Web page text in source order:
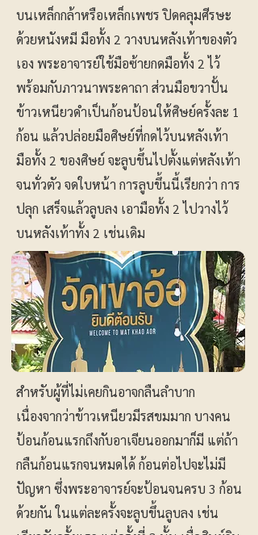
บนเหล็กกล้าหรือเหล็กเพชร ปิดคลุมศีรษะ
ด้วยหนังหมี มือทั้ง 2 วางบนหลังเท้าของตัว
เอง พระอาจารย์ใช้มือซ้ายกดมือทั้ง 2 ไว้
พร้อมกับภาวนาพระคาถา ส่วนมือขวาปั้น
ข้าวเหนียวดำเป็นก้อนป้อนให้ศิษย์ครั้งละ 1
ก้อน แล้วปล่อยมือศิษย์ที่กดไว้บนหลังเท้า
มือทั้ง 2 ของศิษย์ จะลูบขึ้นไปตั้งแต่หลังเท้า
จนทั่วตัว จดใบหน้า การลูบขึ้นนี้เรียกว่า การ
ปลุก เสร็จแล้วลูบลง เอามือทั้ง 2 ไปวางไว้
บนหลังเท้าทั้ง 2 เช่นเดิม
สำหรับผู้ที่ไม่เคยกินอาจกลืนลำบาก
เนื่องจากว่าข้าวเหนียวมีรสขมมาก บางคน
ป้อนก้อนแรกถึงกับอาเจียนออกมาก็มี แต่ถ้า
กลืนก้อนแรกจนหมดได้ ก้อนต่อไปจะไม่มี
ปัญหา ซึ่งพระอาจารย์จะป้อนจนครบ 3 ก้อน
ด้วยกัน ในแต่ละครั้งจะลูบขึ้นลูบลง เช่น